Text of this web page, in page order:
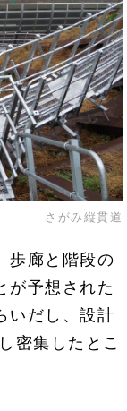
さがみ縦貫道
歩廊と階段の
が予想された
いだし、設計
密集したとこ